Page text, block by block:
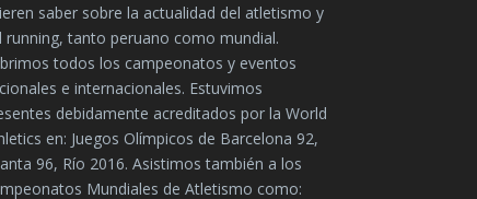
saber sobre la actualidad del atletismo y
running, tanto peruano como mundial.
todos los campeonatos y eventos
e internacionales. Estuvimos
debidamente acreditados por la World
en: Juegos Olímpicos de Barcelona 92,
96, Río 2016. Asistimos también a los
Mundiales de Atletismo como: